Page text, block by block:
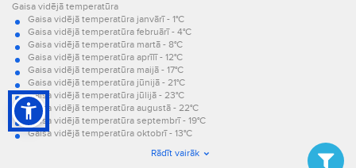
Gaisa vidējā temperatūra
Gaisa vidējā temperatūra janvārī - 1°C
Gaisa vidējā temperatūra februārī - 4°C
Gaisa vidējā temperatūra martā - 8°C
Gaisa vidējā temperatūra aprīlī - 12°C
Gaisa vidējā temperatūra maijā - 17°C
Gaisa vidējā temperatūra jūnijā - 21°C
Gaisa vidējā temperatūra jūlijā - 23°C
Gaisa vidējā temperatūra augustā - 22°C
Gaisa vidējā temperatūra septembrī - 19°C
Gaisa vidējā temperatūra oktobrī - 13°C
Gaisa vidējā temperatūra decembrī - 2°C.
Rādīt vairāk